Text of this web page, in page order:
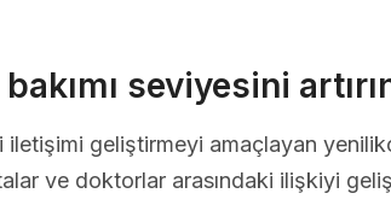
seviyesini
geliştirmeyi amaçlayan
ve doktorlar arasındaki ilişkiyi